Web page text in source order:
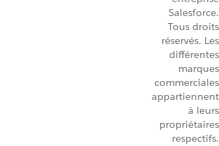
Salesforce.
Tous droits
réservés. Les
différentes
marques
commerciales
appartiennent
à leurs
propriétaires
respectifs.